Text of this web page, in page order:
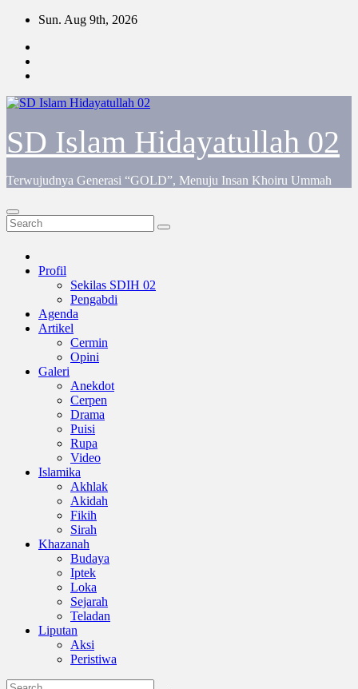
Skip
content
Sun. Aug 9th, 2026
SD Islam Hidayatullah 02
Terwujudnya Generasi “GOLD”, Menuju Insan Khoiru Ummah
Profil
Sekilas SDIH 02
Pengabdi
Agenda
Artikel
Cermin
Opini
Galeri
Anekdot
Cerpen
Drama
Puisi
Rupa
Video
Islamika
Akhlak
Akidah
Fikih
Sirah
Khazanah
Budaya
Iptek
Loka
Sejarah
Teladan
Liputan
Aksi
Peristiwa